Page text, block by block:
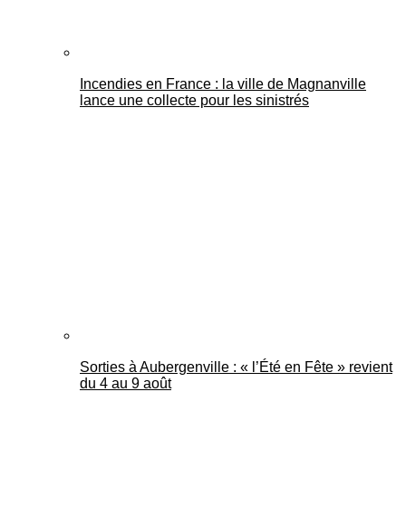
Incendies en France : la ville de Magnanville
lance une collecte pour les sinistrés
Sorties à Aubergenville : « l’Été en Fête » revient
du 4 au 9 août